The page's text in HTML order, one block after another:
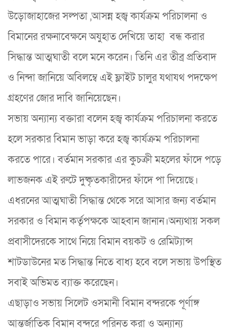
উড়োজাহাজের সল্পতা ,আসন্ন হজ্ব কার্যক্রম পরিচালনা ও
বিমানের রক্ষনাবেক্ষনে অযুহাত দেখিয়ে তাহা বন্ধ করার
সিদ্ধান্ত আত্মঘাতী বলে মনে করেন। তিনি এর তীব্র প্রতিবাদ
ও নিন্দা জানিয়ে অবিলম্বে এই ফ্লাইট চালুর যথাযথ পদক্ষেপ
গ্রহণের জোর দাবি জানিয়েছেন।
সভায় অন্যান্য বক্তারা বলেন হজ্ব কার্যক্রম পরিচালনা করতে
হলে সরকার বিমান ভাড়া করে হজ্ব কার্যক্রম পরিচালনা
করতে পারে। বর্তমান সরকার এর কুচক্রী মহলের ফাঁদে পড়ে
লাভজনক এই রুটে দুষ্কৃতকারীদের ফাঁদে পা দিয়েছে।
এধরনের আত্মঘাতী সিদ্ধান্ত থেকে সরে আসার জন্য বর্তমান
সরকার ও বিমান কর্তৃপক্ষকে আহবান জানান।অন্যথায় সকল
প্রবাসীদেরকে সাথে নিয়ে বিমান বয়কট ও রেমিট্যান্স
শাটডাউনের মত সিদ্ধান্ত নিতে বাধ্য হবে বলে সভায় উপস্থিত
সবাই অভিমত ব্যাক্ত করেছেন।
এছাড়াও সভায় সিলেট ওসমানী বিমান বন্দরকে পূর্ণাঙ্গ
আন্তর্জাতিক বিমান বন্দরে পরিনত করা ও অন্যান্য